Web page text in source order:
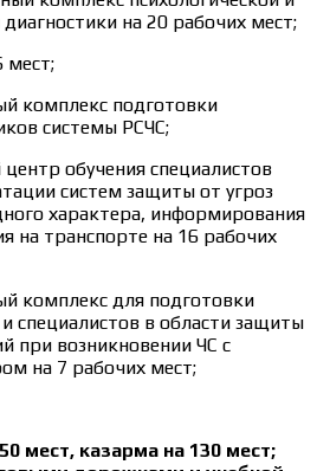
на 20 рабочих мест;
мест;
комплекс подготовки
системы РСЧС;
обучения специалистов
систем защиты от угроз
характера, информирования
на транспорте на 16 рабочих
комплекс для подготовки
специалистов в области защиты
при возникновении ЧС с
на 7 рабочих мест;
мест, казарма на 130 мест;